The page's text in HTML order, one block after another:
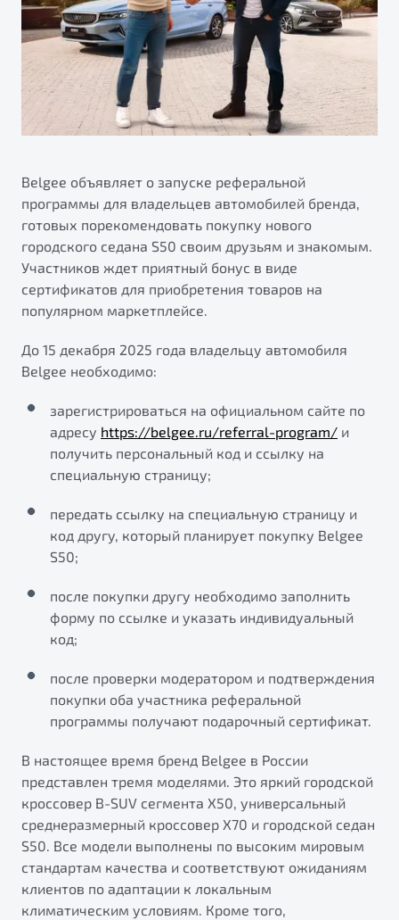
Яркий кроссовер
от 2 219 990 ₽*
S50
от 1 699 990 ₽*
Обзор В наличии
X70
Универсальный кроссовер
от 2 499 990 ₽*
Обзор В наличии
Автокредит
Трейд-ин
Страхование
Расчет КАСКО
Узнайте о специальных выгодах при покупке
Подробно
Автомобили в наличии
Тест-драйв
Спецпредложения
ПОДДЕРЖКА
Гарантия Belgee
Belgee Линк
Belgee Клуб
Реферальная программа
Клиентская поддержка
Помощь на дорогах
"Помощь на дорогах"
Преимущества программы
Калькулятор ТО
Клиентская поддержка
О дилерском центре
Правовая информация
Belgee объявляет о запуске реферальной
программы для владельцев автомобилей бренда,
готовых порекомендовать покупку нового
городского седана S50 своим друзьям и знакомым.
Участников ждет приятный бонус в виде
сертификатов для приобретения товаров на
популярном маркетплейсе.
До 15 декабря 2025 года владельцу автомобиля
Belgee необходимо:
зарегистрироваться на официальном сайте по
адресу https://belgee.ru/referral-program/ и
получить персональный код и ссылку на
специальную страницу;
передать ссылку на специальную страницу и
код другу, который планирует покупку Belgee
S50;
после покупки другу необходимо заполнить
форму по ссылке и указать индивидуальный
код;
после проверки модератором и подтверждения
покупки оба участника реферальной
программы получают подарочный сертификат.
В настоящее время бренд Belgee в России
представлен тремя моделями. Это яркий городской
кроссовер B-SUV сегмента X50, универсальный
среднеразмерный кроссовер X70 и городской седан
S50. Все модели выполнены по высоким мировым
стандартам качества и соответствуют ожиданиям
клиентов по адаптации к локальным
климатическим условиям. Кроме того,